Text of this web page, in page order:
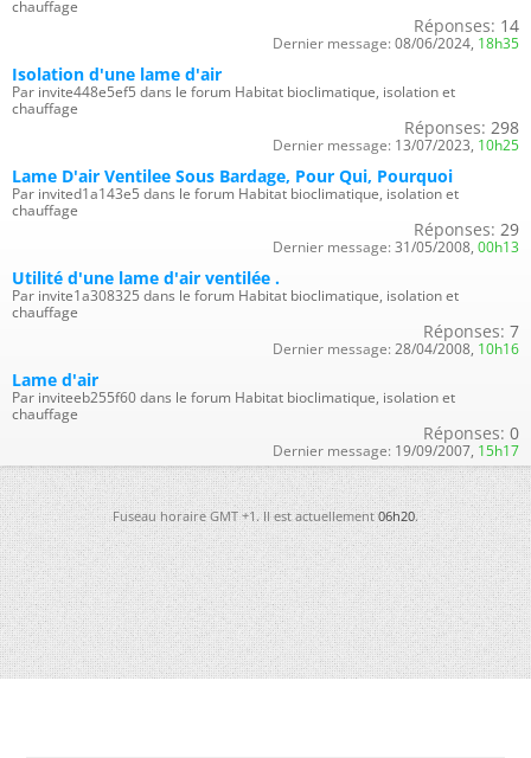
chauffage
Réponses: 14
Dernier message: 08/06/2024, 18h35
Isolation d'une lame d'air
Par invite448e5ef5 dans le forum Habitat bioclimatique, isolation et
chauffage
Réponses: 298
Dernier message: 13/07/2023, 10h25
Lame D'air Ventilee Sous Bardage, Pour Qui, Pourquoi
Par invited1a143e5 dans le forum Habitat bioclimatique, isolation et
chauffage
Réponses: 29
Dernier message: 31/05/2008, 00h13
Utilité d'une lame d'air ventilée .
Par invite1a308325 dans le forum Habitat bioclimatique, isolation et
chauffage
Réponses: 7
Dernier message: 28/04/2008, 10h16
Lame d'air
Par inviteeb255f60 dans le forum Habitat bioclimatique, isolation et
chauffage
Réponses: 0
Dernier message: 19/09/2007, 15h17
Fuseau horaire GMT +1. Il est actuellement06h20.